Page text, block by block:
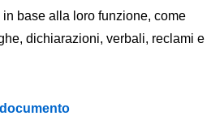
base alla loro funzione, come
dichiarazioni, verbali, reclami e